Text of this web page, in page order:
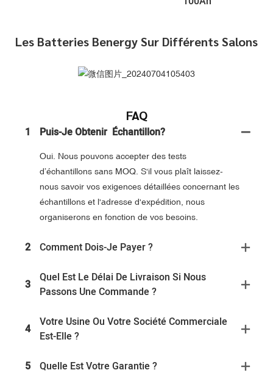
Les Batteries Benergy Sur Différents Salons
FAQ
1 Puis-Je Obtenir Échantillon?
Oui. Nous pouvons accepter des tests
d’échantillons sans MOQ. S'il vous plaît laissez-
nous savoir vos exigences détaillées concernant les
échantillons et l'adresse d'expédition, nous
organiserons en fonction de vos besoins.
2 Comment Dois-Je Payer ?
3
Quel Est Le Délai De Livraison Si Nous
Passons Une Commande ?
4
Votre Usine Ou Votre Société Commerciale
Est-Elle ?
5 Quelle Est Votre Garantie ?